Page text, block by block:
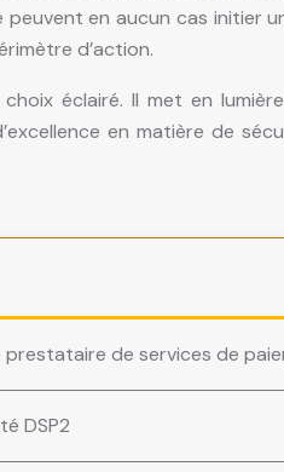
en aucun cas initier
d’action.
éclairé. Il met en
en matière de
de services de
DSP2